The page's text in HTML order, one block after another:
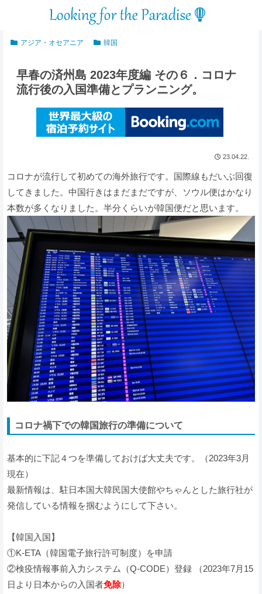
アジア・オセアニア 韓国
早春の済州島 2023年度編 その６．コロナ
流行後の入国準備とプランニング。
23.04.22.
コロナが流行して初めての海外旅行です。国際線もだいぶ回復
してきました。中国行きはまだまだですが、ソウル便はかなり
本数が多くなりました。半分くらいが韓国便だと思います。
コロナ禍下での韓国旅行の準備について
基本的に下記４つを準備しておけば大丈夫です。（2023年3月
現在）
最新情報は、駐日本国大韓民国大使館やちゃんとした旅行社が
発信している情報を掴むようにして下さい。
【韓国入国】
①K-ETA（韓国電子旅行許可制度）を申請
②検疫情報事前入力システム（Q-CODE）登録 （2023年7月15
日より日本からの入国者免除）